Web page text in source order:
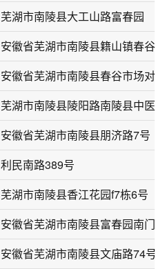
芜湖市南陵县大工山路富春园
安徽省芜湖市南陵县籍山镇春谷
安徽省芜湖市南陵县春谷市场对
芜湖市南陵县陵阳路南陵县中医
安徽省芜湖市南陵县朋济路7号
利民南路389号
芜湖市南陵县香江花园f7栋6号
安徽省芜湖市南陵县富春园南门
安徽省芜湖市南陵县文庙路74号